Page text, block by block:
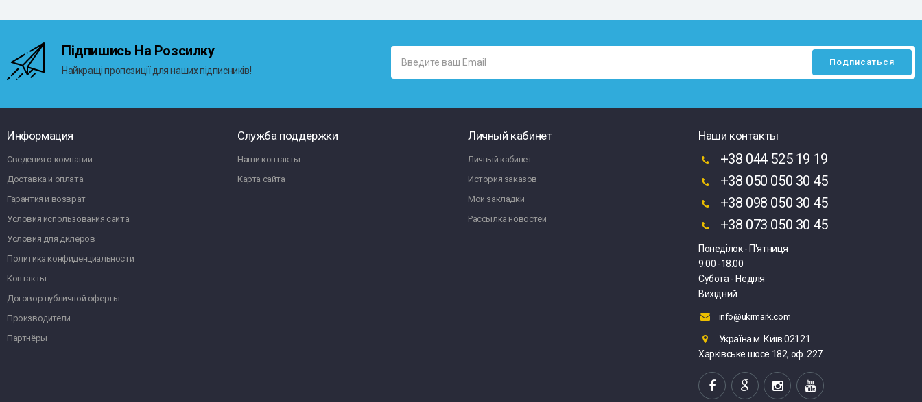
Підпишись На Розсилку
Найкращі пропозиції для наших підписників!
Информация
Сведения о компании
Доставка и оплата
Гарантия и возврат
Условия использования сайта
Условия для дилеров
Политика конфиденциальности
Контакты
Договор публичной оферты.
Производители
Партнёры
Служба поддержки
Наши контакты
Карта сайта
Личный кабинет
Личный кабинет
История заказов
Мои закладки
Рассылка новостей
Наши контакты
+38 044 525 19 19
+38 050 050 30 45
+38 098 050 30 45
+38 073 050 30 45
Понеділок - П'ятниця
9:00 -18:00
Субота - Неділя
Вихідний
info@ukrmark.com
Україна м. Київ 02121
Харківське шосе 182, оф. 227.